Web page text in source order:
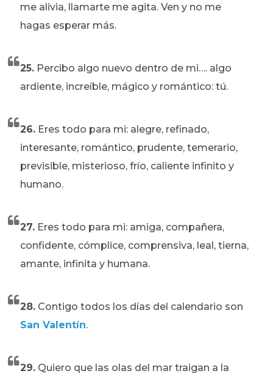
me alivia, llamarte me agita. Ven y no me
hagas esperar más.
25. Percibo algo nuevo dentro de mi…. algo
ardiente, increíble, mágico y romántico: tú.
26. Eres todo para mi: alegre, refinado,
interesante, romántico, prudente, temerario,
previsible, misterioso, frío, caliente infinito y
humano.
27. Eres todo para mi: amiga, compañera,
confidente, cómplice, comprensiva, leal, tierna,
amante, infinita y humana.
28. Contigo todos los días del calendario son
San Valentín.
29. Quiero que las olas del mar traigan a la